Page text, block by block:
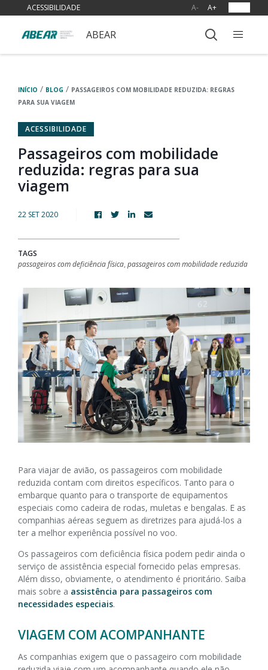
ACESSIBILIDADE A- A+
ABEAR
INÍCIO / BLOG / PASSAGEIROS COM MOBILIDADE REDUZIDA: REGRAS
PARA SUA VIAGEM
ACESSIBILIDADE
Passageiros com mobilidade
reduzida: regras para sua
viagem
22 SET 2020
TAGS
passageiros com deficiência física, passageiros com mobilidade reduzida
Para viajar de avião, os passageiros com mobilidade
reduzida contam com direitos específicos. Tanto para o
embarque quanto para o transporte de equipamentos
especiais como cadeira de rodas, muletas e bengalas. E as
companhias aéreas seguem as diretrizes para ajudá-los a
ter a melhor experiência possível no voo.
Os passageiros com deficiência física podem pedir ainda o
serviço de assistência especial fornecido pelas empresas.
Além disso, obviamente, o atendimento é prioritário. Saiba
mais sobre a assistência para passageiros com
necessidades especiais.
VIAGEM COM ACOMPANHANTE
As companhias exigem que o passageiro com mobilidade